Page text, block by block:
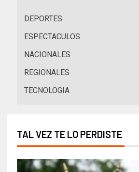
DEPORTES
ESPECTACULOS
NACIONALES
REGIONALES
TECNOLOGIA
TAL VEZ TE LO PERDISTE